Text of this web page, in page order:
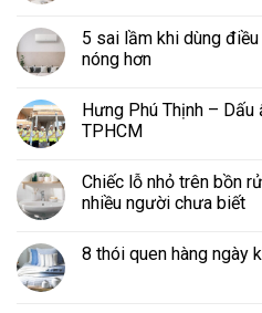
5 sai lầm khi dùng
nóng hơn
Hưng Phú Thịnh –
TPHCM
Chiếc lỗ nhỏ trên bồn
nhiều người chưa biết
8 thói quen hàng ngày